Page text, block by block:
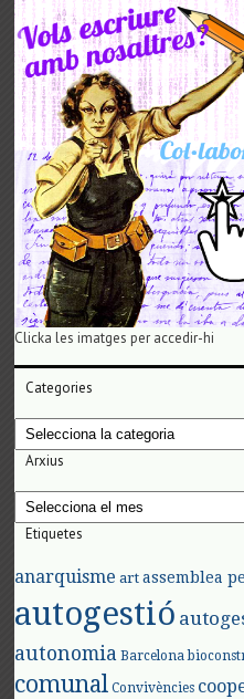
Clicka les imatges per accedir-hi
Categories
Categories
Arxius
Arxius
Etiquetes
anarquisme art assemblea
autogestió
autonomia Barcelona
comunal Convivències